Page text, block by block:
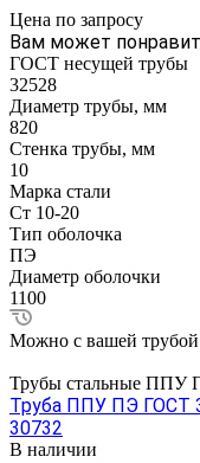
Цена по запросу
Вам может
ГОСТ несущей трубы
32528
Диаметр трубы, мм
820
Стенка трубы, мм
10
Марка стали
Ст 10-20
Тип оболочка
ПЭ
Диаметр оболочки
1100
Можно с вашей трубой
Трубы стальные ППУ
Труба ППУ ПЭ ГОСТ
30732
В наличии